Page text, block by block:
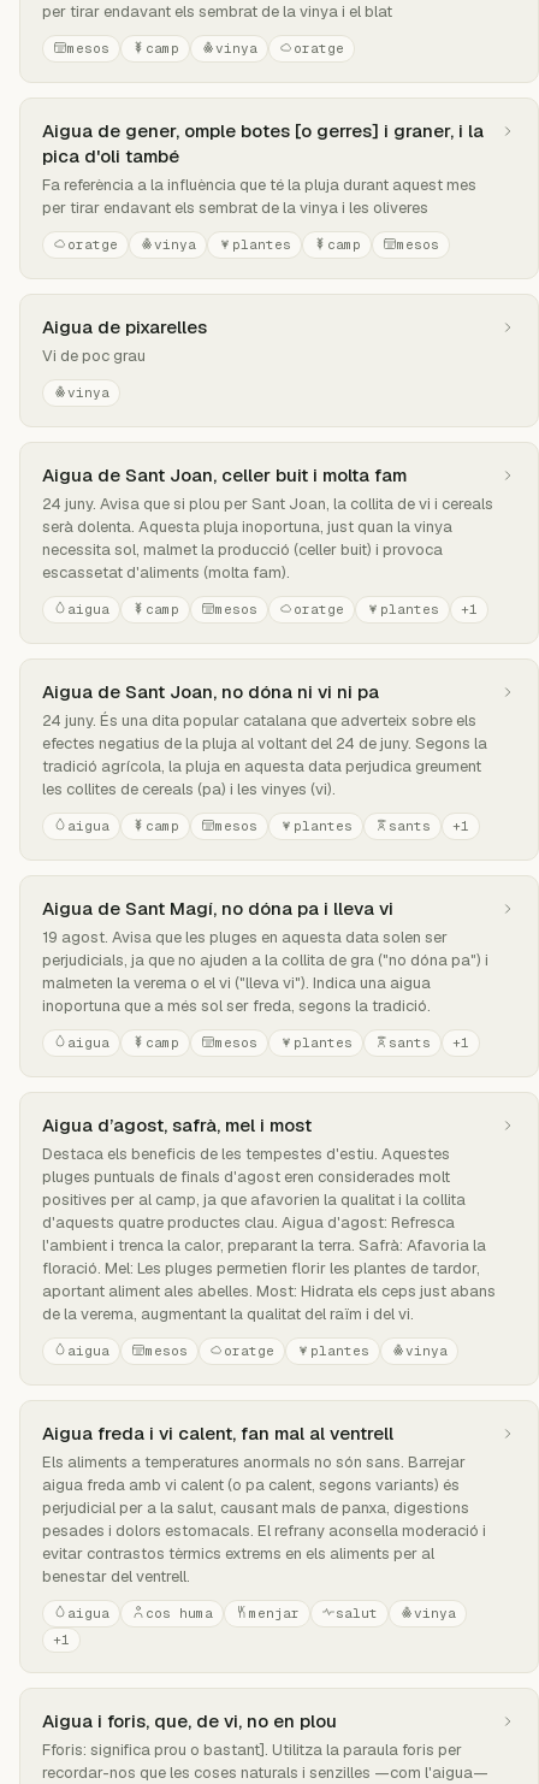
per tirar endavant els sembrat de la vinya i el blat
mesos camp vinya oratge
Aigua de gener, omple botes [o gerres] i graner, i la
pica d'oli també
Fa referència a la influència que té la pluja durant aquest mes
per tirar endavant els sembrat de la vinya i les oliveres
oratge vinya plantes camp mesos
Aigua de pixarelles
Vi de poc grau
vinya
Aigua de Sant Joan, celler buit i molta fam
24 juny. Avisa que si plou per Sant Joan, la collita de vi i cereals
serà dolenta. Aquesta pluja inoportuna, just quan la vinya
necessita sol, malmet la producció (celler buit) i provoca
escassetat d'aliments (molta fam).
aigua camp mesos oratge plantes +1
Aigua de Sant Joan, no dóna ni vi ni pa
24 juny. És una dita popular catalana que adverteix sobre els
efectes negatius de la pluja al voltant del 24 de juny. Segons la
tradició agrícola, la pluja en aquesta data perjudica greument
les collites de cereals (pa) i les vinyes (vi).
aigua camp mesos plantes sants +1
Aigua de Sant Magí, no dóna pa i lleva vi
19 agost. Avisa que les pluges en aquesta data solen ser
perjudicials, ja que no ajuden a la collita de gra ("no dóna pa") i
malmeten la verema o el vi ("lleva vi"). Indica una aigua
inoportuna que a més sol ser freda, segons la tradició.
aigua camp mesos plantes sants +1
Aigua d’agost, safrà, mel i most
Destaca els beneficis de les tempestes d'estiu. Aquestes
pluges puntuals de finals d'agost eren considerades molt
positives per al camp, ja que afavorien la qualitat i la collita
d'aquests quatre productes clau. Aigua d'agost: Refresca
l'ambient i trenca la calor, preparant la terra. Safrà: Afavoria la
floració. Mel: Les pluges permetien florir les plantes de tardor,
aportant aliment ales abelles. Most: Hidrata els ceps just abans
de la verema, augmentant la qualitat del raïm i del vi.
aigua mesos oratge plantes vinya
Aigua freda i vi calent, fan mal al ventrell
Els aliments a temperatures anormals no són sans. Barrejar
aigua freda amb vi calent (o pa calent, segons variants) és
perjudicial per a la salut, causant mals de panxa, digestions
pesades i dolors estomacals. El refrany aconsella moderació i
evitar contrastos tèrmics extrems en els aliments per al
benestar del ventrell.
aigua cos huma menjar salut
vinya
+1
Aigua i foris, que, de vi, no en plou
Fforis: significa prou o bastant]. Utilitza la paraula foris per
recordar-nos que les coses naturals i senzilles —com l'aigua—